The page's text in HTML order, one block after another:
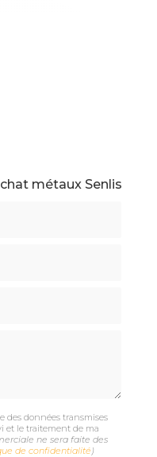
métaux Senlis
des données transmises
et le traitement de ma
ne sera faite des
de confidentialité )